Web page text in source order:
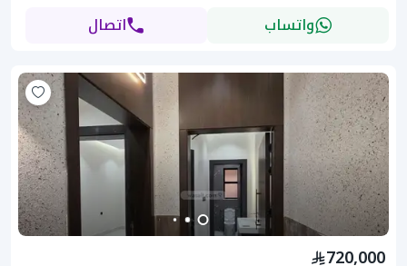
واتساب اتصال
720,000